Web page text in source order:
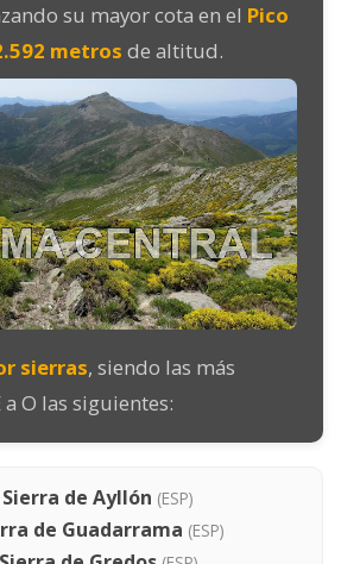
su mayor cota en el Pico
metros de altitud.
sierras, siendo las más
O las siguientes:
de Ayllón (ESP)
de Guadarrama (ESP)